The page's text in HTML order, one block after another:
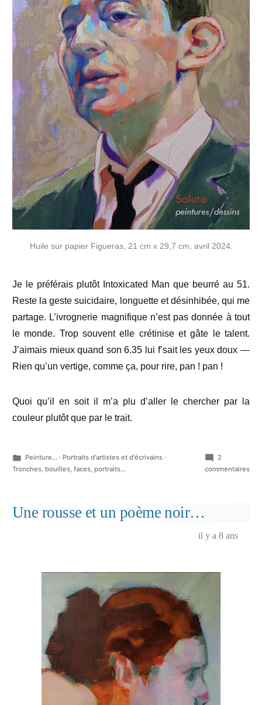
Huile sur papier Figueras, 21 cm x 29,7 cm, avril 2024.
Je le préférais plutôt Intoxicated Man que beurré au 51.
Reste la geste suicidaire, longuette et désinhibée, qui me
partage. L’ivrognerie magnifique n’est pas donnée à tout
le monde. Trop souvent elle crétinise et gâte le talent.
J’aimais mieux quand son 6.35 lui f’sait les yeux doux —
Rien qu’un vertige, comme ça, pour rire, pan ! pan !
Quoi qu’il en soit il m’a plu d’aller le chercher par la
couleur plutôt que par le trait.
Publié
dans
Peinture... · Portraits d'artistes et d'écrivains·
Tronches, bouilles, faces, portraits...
2
commentairessur
Une rousse et un poème noir…
il y a 8 ans